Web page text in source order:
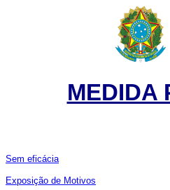
MEDIDA
Sem eficácia
Exposição de Motivos